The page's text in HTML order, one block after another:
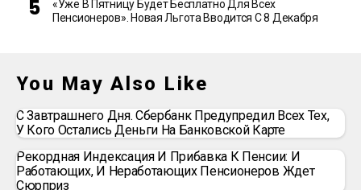
«Уже В Пятницу Будет Бесплатно Для Всех
Пенсионеров». Новая Льгота Вводится С 8 Декабря
You May Also Like
С Завтрашнего Дня. Сбербанк Предупредил Всех Тех,
У Кого Остались Деньги На Банковской Карте
Рекордная Индексация И Прибавка К Пенсии: И
Работающих, И Неработающих Пенсионеров Ждет
Сюрприз